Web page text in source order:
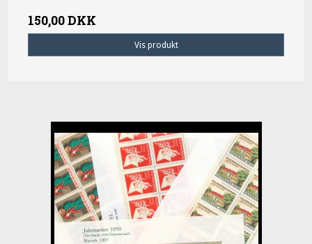
150,00 DKK
Vis produkt